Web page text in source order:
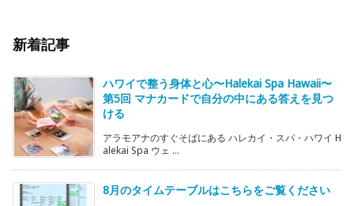
新着記事
ハワイで整う身体と心〜Halekai Spa Hawaii〜
第5回 マナカードで自分の中にある答えを見つ
ける
アラモアナのすぐそばにある ハレカイ・スパ・ハワイ H
alekai Spa ウェ ...
8月のタイムテーブルはこちらをご覧ください